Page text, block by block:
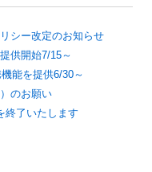
シー改定のお知らせ
供開始7/15～
能を提供6/30～
のお願い
終了いたします